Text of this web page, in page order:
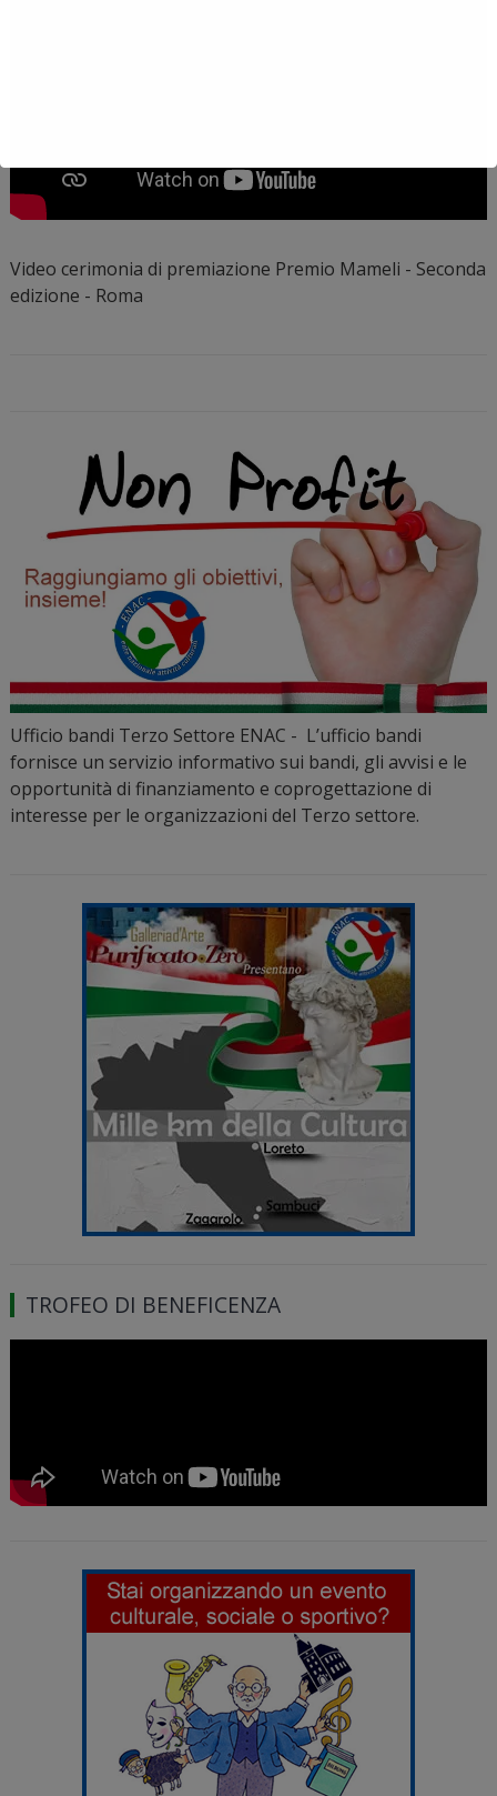
Video cerimonia di premiazione Premio Mameli - Seconda
edizione - Roma
Ufficio bandi Terzo Settore ENAC - L’ufficio bandi
fornisce un servizio informativo sui bandi, gli avvisi e le
opportunità di finanziamento e coprogettazione di
interesse per le organizzazioni del Terzo settore.
TROFEO DI BENEFICENZA